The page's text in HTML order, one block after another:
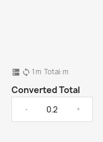
dns sync 1 m Total:m
Converted Total
- +